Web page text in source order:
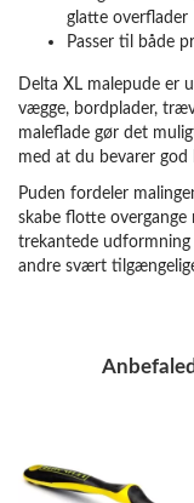
glatte overflader
Passer til både
Delta XL malepude er
vægge, bordplader,
maleflade gør det
med at du bevarer
Puden fordeler
skabe flotte
trekantede
andre svært